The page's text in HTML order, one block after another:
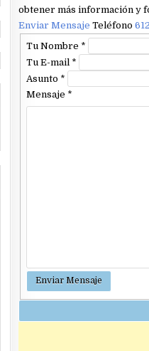
obtener más información y
Enviar Mensaje Teléfono
Tu Nombre *
Tu E-mail *
Asunto *
Mensaje *